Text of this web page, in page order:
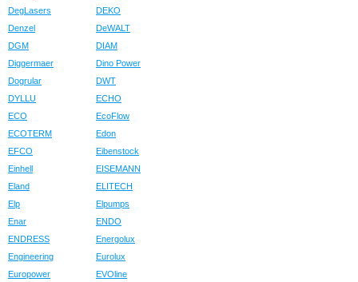
DegLasers
DEKO
Denzel
DeWALT
DGM
DIAM
Diggermaer
Dino Power
Dogrular
DWT
DYLLU
ECHO
ECO
EcoFlow
ECOTERM
Edon
EFCO
Eibenstock
Einhell
EISEMANN
Eland
ELITECH
Elp
Elpumps
Enar
ENDO
ENDRESS
Energolux
Engineering
Eurolux
Europower
EVOline